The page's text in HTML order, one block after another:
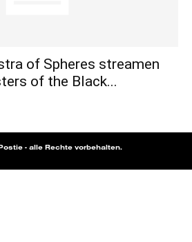
of Spheres streamen
of the Black...
- alle Rechte vorbehalten.